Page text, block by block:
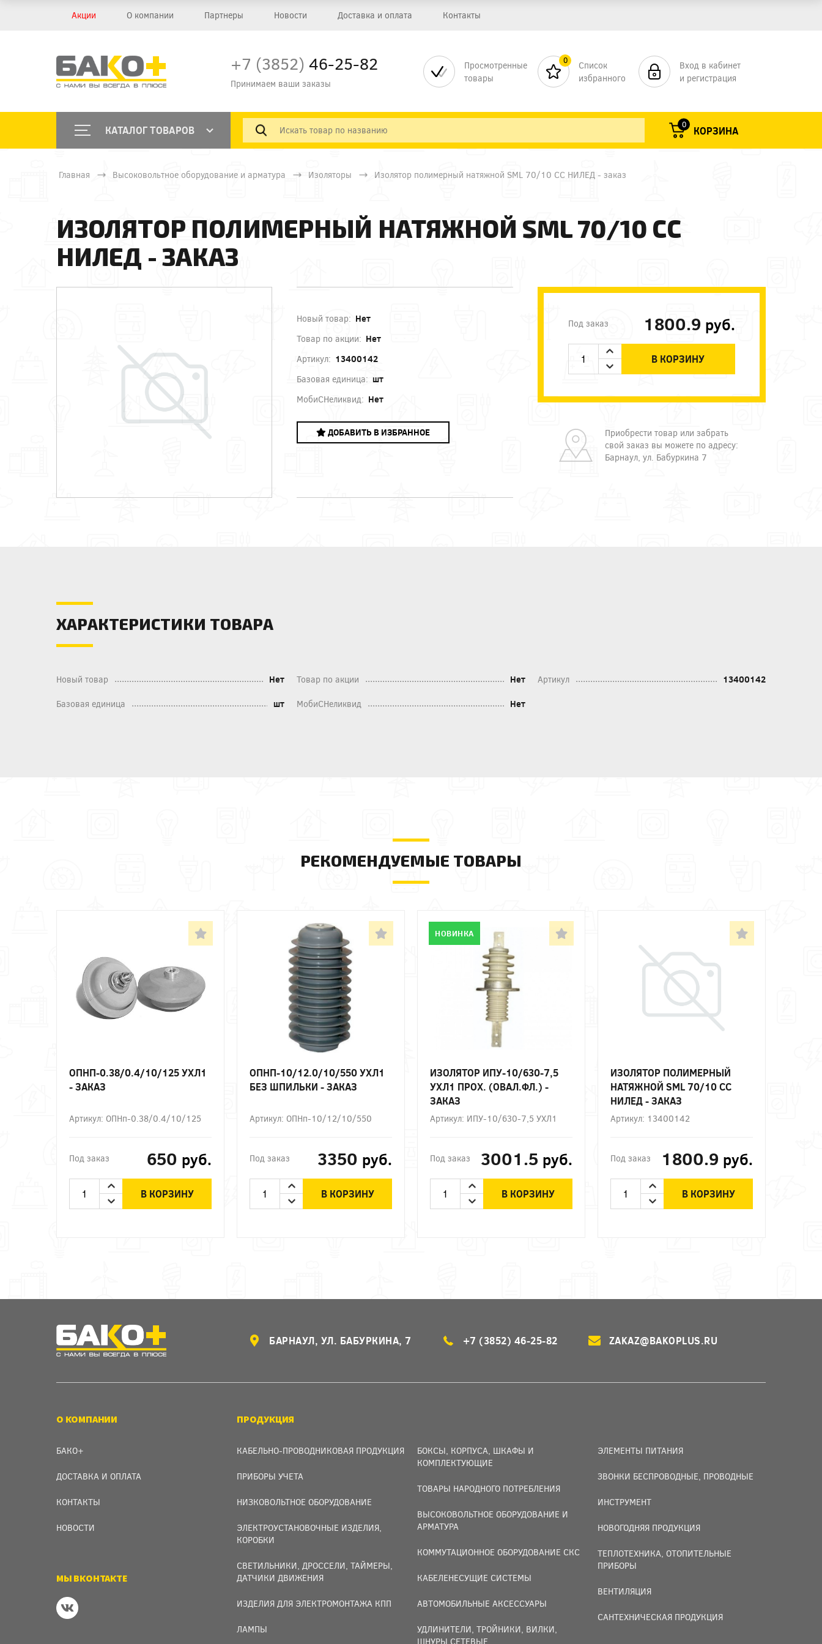
Акции О компании Партнеры Новости Доставка и оплата Контакты
+7 (3852) 46-25-82
Принимаем ваши заказы
Просмотренные
товары
0
Список
избранного
Вход в кабинет
и регистрация
КАТАЛОГ ТОВАРОВ 0 КОРЗИНА
Главная Высоковольтное оборудование и арматура Изоляторы Изолятор полимерный натяжной SML 70/10 СС НИЛЕД - заказ
ИЗОЛЯТОР ПОЛИМЕРНЫЙ НАТЯЖНОЙ SML 70/10 СС
НИЛЕД - ЗАКАЗ
Новый товар: Нет
Товар по акции: Нет
Артикул: 13400142
Базовая единица: шт
МобиСНеликвид: Нет
ДОБАВИТЬ В ИЗБРАННОЕ
Под заказ 1800.9 руб.
В КОРЗИНУ
Приобрести товар или забрать
свой заказ вы можете по адресу:
Барнаул, ул. Бабуркина 7
ХАРАКТЕРИСТИКИ ТОВАРА
Новый товар Нет Товар по акции Нет Артикул 13400142
Базовая единица шт МобиСНеликвид Нет
РЕКОМЕНДУЕМЫЕ ТОВАРЫ
ОПНП-0.38/0.4/10/125 УХЛ1
- ЗАКАЗ
Артикул: ОПНп-0.38/0.4/10/125
Под заказ 650 руб.
В КОРЗИНУ
ОПНП-10/12.0/10/550 УХЛ1
БЕЗ ШПИЛЬКИ - ЗАКАЗ
Артикул: ОПНп-10/12/10/550
Под заказ 3350 руб.
В КОРЗИНУ
ИЗОЛЯТОР ИПУ-10/630-7,5
УХЛ1 ПРОХ. (ОВАЛ.ФЛ.) -
ЗАКАЗ
Артикул: ИПУ-10/630-7,5 УХЛ1
Под заказ 3001.5 руб.
В КОРЗИНУ
НОВИНКА
ИЗОЛЯТОР ПОЛИМЕРНЫЙ
НАТЯЖНОЙ SML 70/10 СС
НИЛЕД - ЗАКАЗ
Артикул: 13400142
Под заказ 1800.9 руб.
В КОРЗИНУ
БАРНАУЛ, УЛ. БАБУРКИНА, 7 +7 (3852) 46-25-82 ZAKAZ@BAKOPLUS.RU
О КОМПАНИИ
БАКО+
ДОСТАВКА И ОПЛАТА
КОНТАКТЫ
НОВОСТИ
МЫ ВКОНТАКТЕ
ПРОДУКЦИЯ
КАБЕЛЬНО-ПРОВОДНИКОВАЯ ПРОДУКЦИЯ
ПРИБОРЫ УЧЕТА
НИЗКОВОЛЬТНОЕ ОБОРУДОВАНИЕ
ЭЛЕКТРОУСТАНОВОЧНЫЕ ИЗДЕЛИЯ,
КОРОБКИ
СВЕТИЛЬНИКИ, ДРОССЕЛИ, ТАЙМЕРЫ,
ДАТЧИКИ ДВИЖЕНИЯ
ИЗДЕЛИЯ ДЛЯ ЭЛЕКТРОМОНТАЖА КПП
ЛАМПЫ
БОКСЫ, КОРПУСА, ШКАФЫ И
КОМПЛЕКТУЮЩИЕ
ТОВАРЫ НАРОДНОГО ПОТРЕБЛЕНИЯ
ВЫСОКОВОЛЬТНОЕ ОБОРУДОВАНИЕ И
АРМАТУРА
КОММУТАЦИОННОЕ ОБОРУДОВАНИЕ СКС
КАБЕЛЕНЕСУЩИЕ СИСТЕМЫ
АВТОМОБИЛЬНЫЕ АКСЕССУАРЫ
УДЛИНИТЕЛИ, ТРОЙНИКИ, ВИЛКИ,
ШНУРЫ СЕТЕВЫЕ
ЭЛЕМЕНТЫ ПИТАНИЯ
ЗВОНКИ БЕСПРОВОДНЫЕ, ПРОВОДНЫЕ
ИНСТРУМЕНТ
НОВОГОДНЯЯ ПРОДУКЦИЯ
ТЕПЛОТЕХНИКА, ОТОПИТЕЛЬНЫЕ
ПРИБОРЫ
ВЕНТИЛЯЦИЯ
САНТЕХНИЧЕСКАЯ ПРОДУКЦИЯ